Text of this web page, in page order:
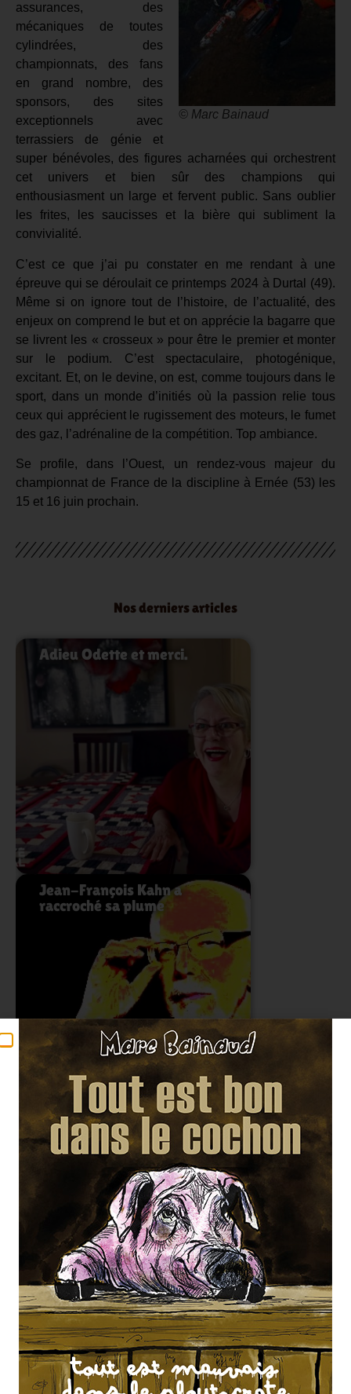
© Marc Bainaud
assurances, des
mécaniques de toutes
cylindrées, des
championnats, des fans
en grand nombre, des
sponsors, des sites
exceptionnels avec
terrassiers de génie et
super bénévoles, des figures acharnées qui orchestrent
cet univers et bien sûr des champions qui
enthousiasment un large et fervent public. Sans oublier
les frites, les saucisses et la bière qui subliment la
convivialité.
C’est ce que j’ai pu constater en me rendant à une
épreuve qui se déroulait ce printemps 2024 à Durtal (49).
Même si on ignore tout de l’histoire, de l’actualité, des
enjeux on comprend le but et on apprécie la bagarre que
se livrent les « crosseux » pour être le premier et monter
sur le podium. C’est spectaculaire, photogénique,
excitant. Et, on le devine, on est, comme toujours dans le
sport, dans un monde d’initiés où la passion relie tous
ceux qui apprécient le rugissement des moteurs, le fumet
des gaz, l’adrénaline de la compétition. Top ambiance.
Se profile, dans l’Ouest, un rendez-vous majeur du
championnat de France de la discipline à Ernée (53) les
15 et 16 juin prochain.
Nos derniers articles
Adieu Odette et merci.
Lire l'article
Jean-François Kahn a
raccroché sa plume
Lire l'article
En voilà un qu’on ne
regrettera pas
Lire l'article
Ciao Bertrand Blier